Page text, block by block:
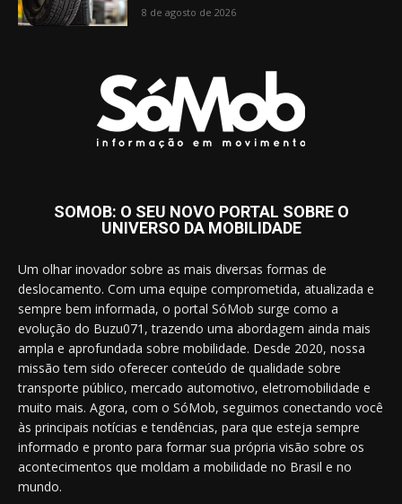
8 de agosto de 2026
SOMOB: O SEU NOVO PORTAL SOBRE O
UNIVERSO DA MOBILIDADE
Um olhar inovador sobre as mais diversas formas de
deslocamento. Com uma equipe comprometida, atualizada e
sempre bem informada, o portal SóMob surge como a
evolução do Buzu071, trazendo uma abordagem ainda mais
ampla e aprofundada sobre mobilidade. Desde 2020, nossa
missão tem sido oferecer conteúdo de qualidade sobre
transporte público, mercado automotivo, eletromobilidade e
muito mais. Agora, com o SóMob, seguimos conectando você
às principais notícias e tendências, para que esteja sempre
informado e pronto para formar sua própria visão sobre os
acontecimentos que moldam a mobilidade no Brasil e no
mundo.